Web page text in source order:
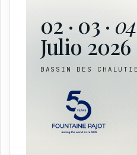
02 · 03 · 04
Julio 2026
BASSIN DES